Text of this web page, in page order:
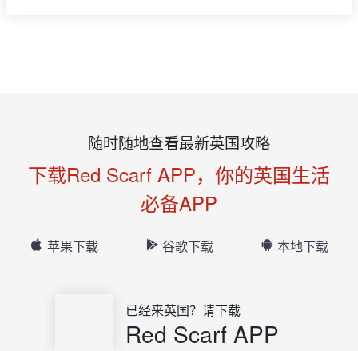
随时随地查看最新英国攻略
下载Red Scarf APP，你的英国生活
必备APP
苹果下载 谷歌下载 本地下载
已经来英国？请下载
Red Scarf APP